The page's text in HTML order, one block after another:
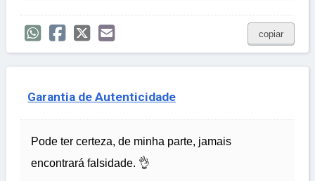
copiar
Garantia de Autenticidade
Pode ter certeza, de minha parte, jamais
encontrará falsidade. 👌